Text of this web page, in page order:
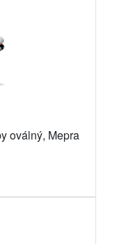
oválný, Mepra